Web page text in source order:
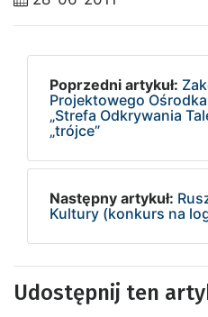
Poprzedni artykuł:
Projektowego
„Strefa Odkrywania
„trójce”
Następny artykuł:
Kultury (konkurs na
Udostępnij ten